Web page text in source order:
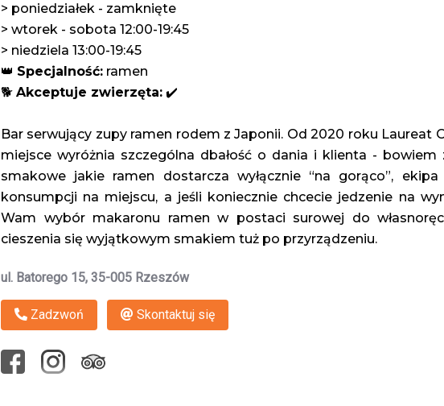
> poniedziałek - zamknięte
> wtorek - sobota 12:00-19:45
> niedziela 13:00-19:45
👑 Specjalność: ramen
🐕 Akceptuje zwierzęta: ✔️
Bar serwujący zupy ramen rodem z Japonii. Od 2020 roku Laureat
miejsce wyróżnia szczególna dbałość o dania i klienta - bowiem
smakowe jakie ramen dostarcza wyłącznie “na gorąco”,
konsumpcji na miejscu, a jeśli koniecznie chcecie jedzenie na
Wam wybór makaronu ramen w postaci surowej do
cieszenia się wyjątkowym smakiem tuż po przyrządzeniu.
ul. Batorego 15, 35-005 Rzeszów
Zadzwoń Skontaktuj się